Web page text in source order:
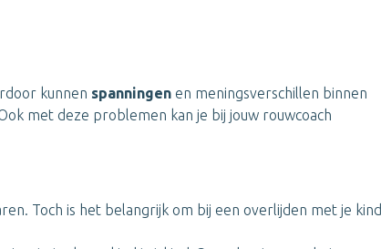
kunnen spanningen en meningsverschillen binnen
met deze problemen kan je bij jouw rouwcoach
Toch is het belangrijk om bij een overlijden met je kind